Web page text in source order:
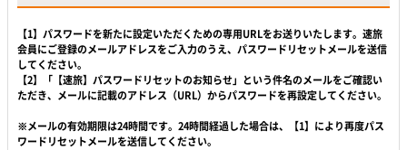
【1】パスワードを新たに設定いただくための専用URLをお送りいたします。速旅
会員にご登録のメールアドレスをご入力のうえ、パスワードリセットメールを送信
してください。
【2】「【速旅】パスワードリセットのお知らせ」という件名のメールをご確認い
ただき、メールに記載のアドレス（URL）からパスワードを再設定してください。
※メールの有効期限は24時間です。24時間経過した場合は、【1】により再度パス
ワードリセットメールを送信してください。